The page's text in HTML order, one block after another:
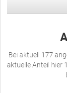
Bei aktuell 177
aktuelle Anteil hier